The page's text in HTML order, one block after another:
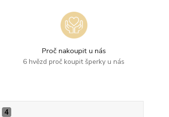
Proč nakoupit u nás
6 hvězd proč koupit šperky u nás
4